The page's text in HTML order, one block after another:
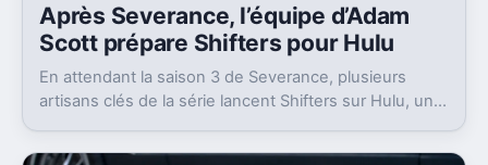
Après Severance, l’équipe d’Adam
Scott prépare Shifters pour Hulu
En attendant la saison 3 de Severance, plusieurs
artisans clés de la série lancent Shifters sur Hulu, un